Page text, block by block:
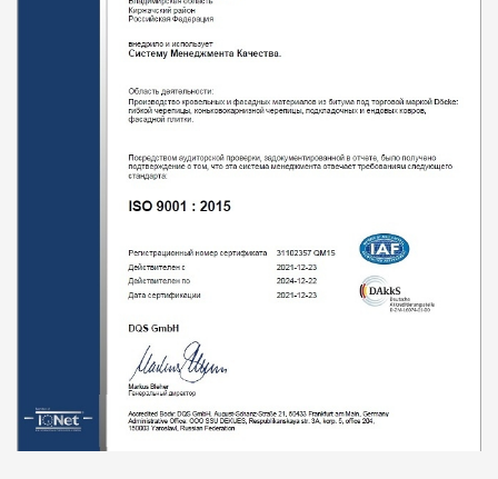
Металлические водосточные системы
Документация
Документация
Инструкции по монтажу
Технические листы
Рекламные материалы
Сертификаты